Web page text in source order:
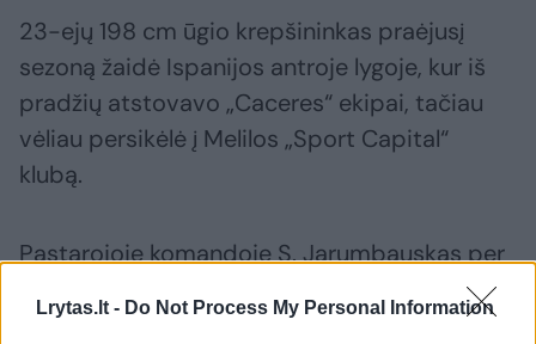
Lrytas.lt - Do Not Process My Personal Information
23-ejų 198 cm ūgio krepšininkas praėjusį
sezoną žaidė Ispanijos antroje lygoje, kur iš
pradžių atstovavo „Caceres“ ekipai, tačiau
vėliau persikėlė į Melilos „Sport Capital“
klubą.
Pastarojoje komandoje S. Jarumbauskas per
atkovojo 4,5 kamuolio, atliko rezultatyvų